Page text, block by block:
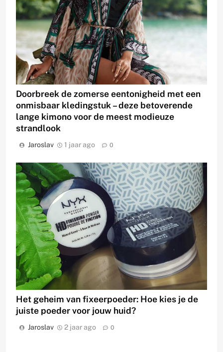
Doorbreek de zomerse eentonigheid met een
onmisbaar kledingstuk – deze betoverende
lange kimono voor de meest modieuze
strandlook
Jaroslav 1 jaar ago 0
Het geheim van fixeerpoeder: Hoe kies je de
juiste poeder voor jouw huid?
Jaroslav 2 jaar ago 0